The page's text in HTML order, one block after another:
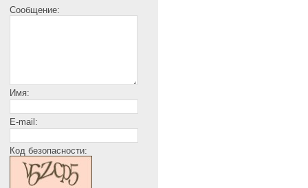
Сообщение:
Имя:
E-mail:
Код безопасности: